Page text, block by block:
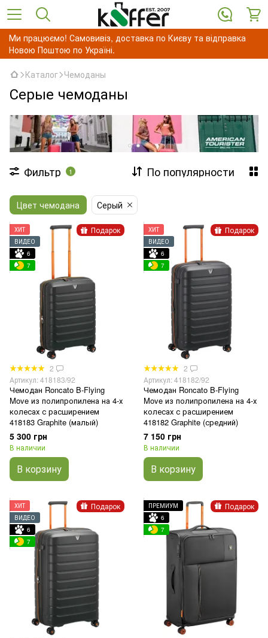
Ми працюємо! Самовивіз, доставка по Києву та відправка
Новою Поштою по Україні.
Каталог Чемоданы
Серые чемоданы
Фильтр 1 По популярности
Цвет чемодана Серый
Подарок
ХИТ
ВИДЕО
6
7
2
Артикул: 418183/92
Чемодан Roncato B-Flying
Move из полипропилена на 4-х
колесах с расширением
418183 Graphite (малый)
5 300 грн
В наличии
В корзину
Подарок
ХИТ
ВИДЕО
6
7
2
Артикул: 418182/92
Чемодан Roncato B-Flying
Move из полипропилена на 4-х
колесах с расширением
418182 Graphite (средний)
7 150 грн
В наличии
В корзину
Подарок
ХИТ
ВИДЕО
6
7
Подарок
ПРЕМИУМ
6
7